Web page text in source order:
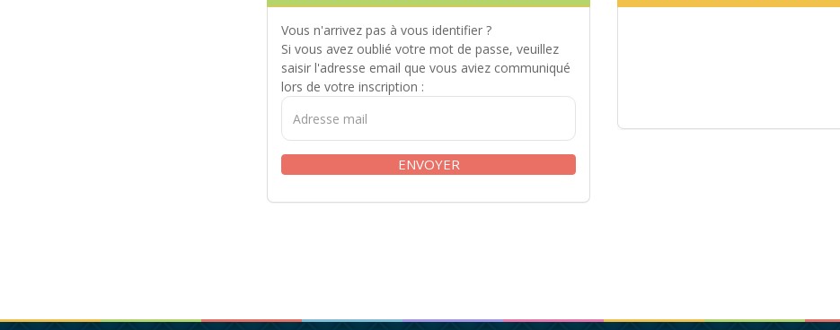
Vous n'arrivez pas à vous identifier ?
Si vous avez oublié votre mot de passe, veuillez
saisir l'adresse email que vous aviez communiqué
lors de votre inscription :